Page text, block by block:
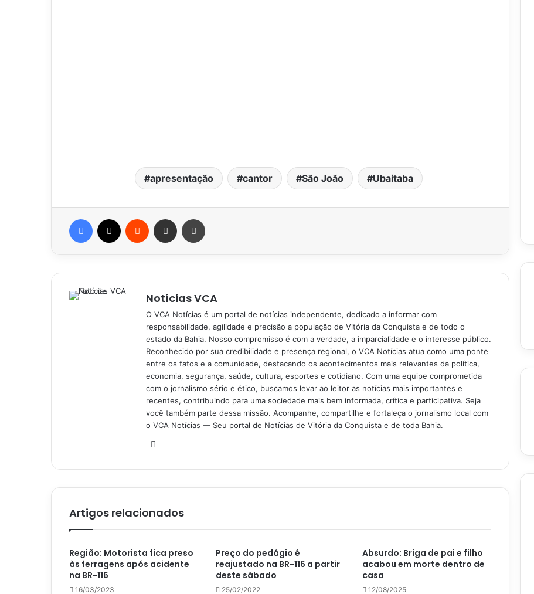
apresentação cantor São João Ubaitaba
Facebook Reddit Compartilhar via e-mail
Notícias VCA
O VCA Notícias é um portal de notícias independente, dedicado a informar com
responsabilidade, agilidade e precisão a população de Vitória da Conquista e de todo o
estado da Bahia. Nosso compromisso é com a verdade, a imparcialidade e o interesse público.
Reconhecido por sua credibilidade e presença regional, o VCA Notícias atua como uma ponte
entre os fatos e a comunidade, destacando os acontecimentos mais relevantes da política,
economia, segurança, saúde, cultura, esportes e cotidiano. Com uma equipe comprometida
com o jornalismo sério e ético, buscamos levar ao leitor as notícias mais importantes e
recentes, contribuindo para uma sociedade mais bem informada, crítica e participativa. Seja
você também parte dessa missão. Acompanhe, compartilhe e fortaleça o jornalismo local com
o VCA Notícias — Seu portal de Notícias de Vitória da Conquista e de toda Bahia.
Artigos relacionados
Região: Motorista fica preso
às ferragens após acidente
na BR-116
16/03/2023
Preço do pedágio é
reajustado na BR-116 a partir
deste sábado
25/02/2022
Absurdo: Briga de pai e filho
acabou em morte dentro de
casa
12/08/2025